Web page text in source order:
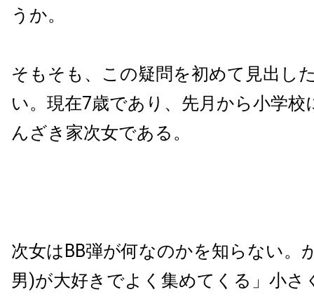
うか。
そもそも、この疑問を初めて見出し
い。現在7歳であり、先月から小学校
んざき家次女である。
次女はBB弾が何なのかを知らない。
男)が大好きでよく集めてくる」小さ